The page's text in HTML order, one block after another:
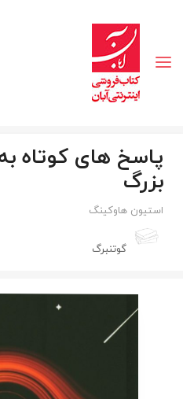
پاسخ های کوتاه
بزرگ
استیون هاوکینگ
گوتنبرگ